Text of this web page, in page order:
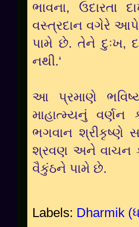
ભાવના, ઉદારતા
વસ્ત્રદાન વગેરે
પામે છે. તેને દુઃખ,
નથી.‘
આ પ્રમાણે
માહાત્મ્યનું
ભગવાન શ્રીકૃષ્ણે
શ્રવણ અને વાચન
વૈકુંઠને પામે છે.
Labels: Dharmik